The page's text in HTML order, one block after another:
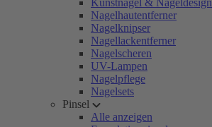
Kunstnägel & Nageldesign
Nagelhautentferner
Nagelknipser
Nagellackentferner
Nagelscheren
UV-Lampen
Nagelpflege
Nagelsets
Pinsel
Alle anzeigen